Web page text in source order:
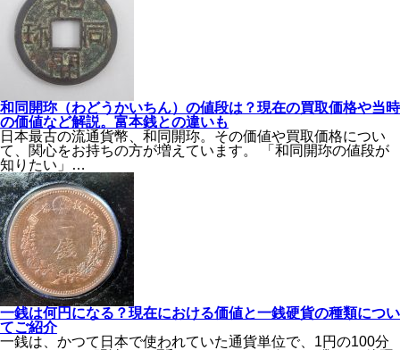
和同開珎（わどうかいちん）の値段は？現在の買取価格や当時
の価値など解説。富本銭との違いも
日本最古の流通貨幣、和同開珎。その価値や買取価格につい
て、関心をお持ちの方が増えています。 「和同開珎の値段が
知りたい」…
一銭は何円になる？現在における価値と一銭硬貨の種類につい
てご紹介
一銭は、かつて日本で使われていた通貨単位で、1円の100分